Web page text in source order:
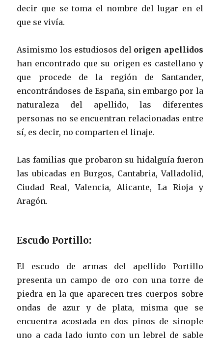
decir que se toma el nombre del lugar en el
que se vivía.
Asimismo los estudiosos del origen apellidos
han encontrado que su origen es castellano y
que procede de la región de Santander,
encontrándoses de España, sin embargo por la
naturaleza del apellido, las diferentes
personas no se encuentran relacionadas entre
sí, es decir, no comparten el linaje.
Las familias que probaron su hidalguía fueron
las ubicadas en Burgos, Cantabria, Valladolid,
Ciudad Real, Valencia, Alicante, La Rioja y
Aragón.
Escudo Portillo:
El escudo de armas del apellido Portillo
presenta un campo de oro con una torre de
piedra en la que aparecen tres cuerpos sobre
ondas de azur y de plata, misma que se
encuentra acostada en dos pinos de sinople
uno a cada lado junto con un lebrel de sable